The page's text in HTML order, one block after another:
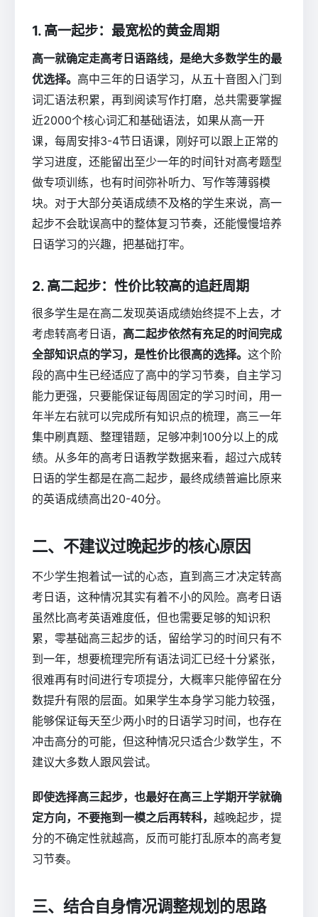
1. 高一起步：最宽松的黄金周期
高一就确定走高考日语路线，是绝大多数学生的最
优选择。 高中三年的日语学习，从五十音图入门到
词汇语法积累，再到阅读写作打磨，总共需要掌握
近2000个核心词汇和基础语法，如果从高一开
课，每周安排3-4节日语课，刚好可以跟上正常的
学习进度，还能留出至少一年的时间针对高考题型
做专项训练，也有时间弥补听力、写作等薄弱模
块。对于大部分英语成绩不及格的学生来说，高一
起步不会耽误高中的整体复习节奏，还能慢慢培养
日语学习的兴趣，把基础打牢。
2. 高二起步：性价比较高的追赶周期
很多学生是在高二发现英语成绩始终提不上去，才
考虑转高考日语， 高二起步依然有充足的时间完成
全部知识点的学习，是性价比很高的选择。 这个阶
段的高中生已经适应了高中的学习节奏，自主学习
能力更强，只要能保证每周固定的学习时间，用一
年半左右就可以完成所有知识点的梳理，高三一年
集中刷真题、整理错题，足够冲刺100分以上的成
绩。从多年的高考日语教学数据来看，超过六成转
日语的学生都是在高二起步，最终成绩普遍比原来
的英语成绩高出20-40分。
二、不建议过晚起步的核心原因
不少学生抱着试一试的心态，直到高三才决定转高
考日语，这种情况其实有着不小的风险。高考日语
虽然比高考英语难度低，但也需要足够的知识积
累，零基础高三起步的话，留给学习的时间只有不
到一年，想要梳理完所有语法词汇已经十分紧张，
很难再有时间进行专项提分，大概率只能停留在分
数提升有限的层面。如果学生本身学习能力较强，
能够保证每天至少两小时的日语学习时间，也存在
冲击高分的可能，但这种情况只适合少数学生，不
建议大多数人跟风尝试。
即使选择高三起步，也最好在高三上学期开学就确
定方向，不要拖到一模之后再转科， 越晚起步，提
分的不确定性就越高，反而可能打乱原本的高考复
习节奏。
三、结合自身情况调整规划的思路